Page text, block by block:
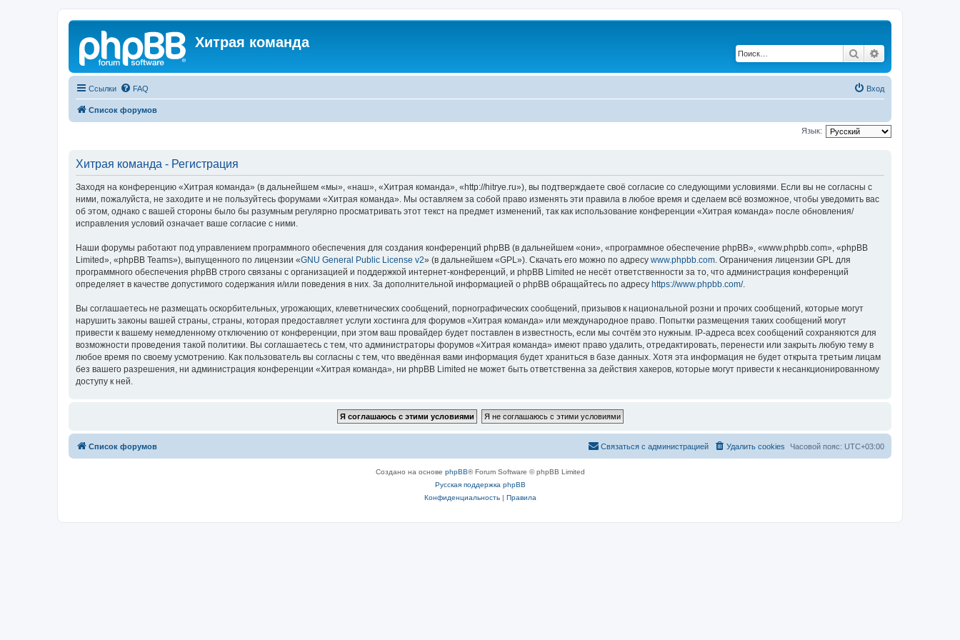
Хитрая команда
Поиск
Ссылки FAQ Вход
Список форумов
Язык:
Хитрая команда - Регистрация
Заходя на конференцию «Хитрая команда» (в дальнейшем «мы», «наш», «Хитрая команда», «http://hitrye.ru»), вы подтверждаете своё согласие со следующими условиями. Если вы не согласны с
ними, пожалуйста, не заходите и не пользуйтесь форумами «Хитрая команда». Мы оставляем за собой право изменять эти правила в любое время и сделаем всё возможное, чтобы уведомить вас
об этом, однако с вашей стороны было бы разумным регулярно просматривать этот текст на предмет изменений, так как использование конференции «Хитрая команда» после обновления/
исправления условий означает ваше согласие с ними.
Наши форумы работают под управлением программного обеспечения для создания конференций phpBB (в дальнейшем «они», «программное обеспечение phpBB», «www.phpbb.com», «phpBB
Limited», «phpBB Teams»), выпущенного по лицензии «GNU General Public License v2» (в дальнейшем «GPL»). Скачать его можно по адресу www.phpbb.com . Ограничения лицензии GPL для
программного обеспечения phpBB строго связаны с организацией и поддержкой интернет-конференций, и phpBB Limited не несёт ответственности за то, что администрация конференций
определяет в качестве допустимого содержания и/или поведения в них. За дополнительной информацией о phpBB обращайтесь по адресу https://www.phpbb.com/.
Вы соглашаетесь не размещать оскорбительных, угрожающих, клеветнических сообщений, порнографических сообщений, призывов к национальной розни и прочих сообщений, которые могут
нарушить законы вашей страны, страны, которая предоставляет услуги хостинга для форумов «Хитрая команда» или международное право. Попытки размещения таких сообщений могут
привести к вашему немедленному отключению от конференции, при этом ваш провайдер будет поставлен в известность, если мы сочтём это нужным. IP-адреса всех сообщений сохраняются для
возможности проведения такой политики. Вы соглашаетесь с тем, что администраторы форумов «Хитрая команда» имеют право удалить, отредактировать, перенести или закрыть любую тему в
любое время по своему усмотрению. Как пользователь вы согласны с тем, что введённая вами информация будет храниться в базе данных. Хотя эта информация не будет открыта третьим лицам
без вашего разрешения, ни администрация конференции «Хитрая команда», ни phpBB Limited не может быть ответственна за действия хакеров, которые могут привести к несанкционированному
доступу к ней.
Список форумов Часовой пояс: UTC+03:00
Удалить cookies
Связаться с администрацией
Создано на основе phpBB® Forum Software © phpBB Limited
Русская поддержка phpBB
Конфиденциальность| Правила